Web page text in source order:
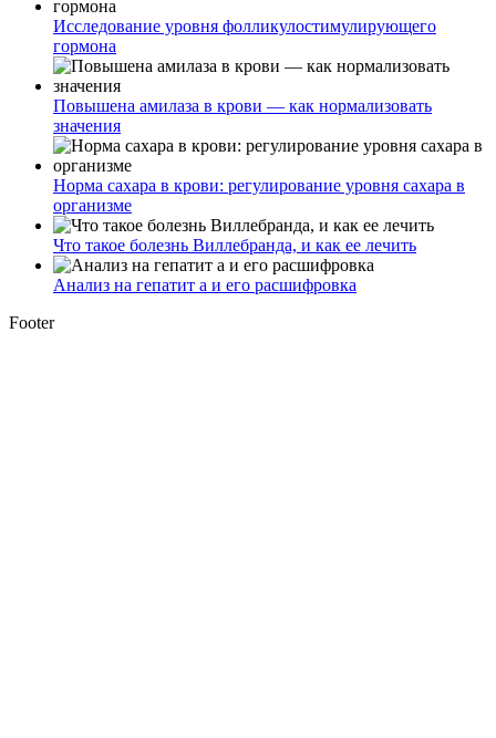
Исследование уровня фолликулостимулирующего
гормона
Повышена амилаза в крови — как нормализовать
значения
Норма сахара в крови: регулирование уровня сахара в
организме
Что такое болезнь Виллебранда, и как ее лечить
Анализ на гепатит а и его расшифровка
Footer